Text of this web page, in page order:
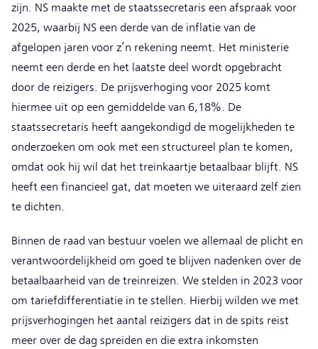
zijn. NS maakte met de staatssecretaris een afspraak voor
2025, waarbij NS een derde van de inflatie van de
afgelopen jaren voor z’n rekening neemt. Het ministerie
neemt een derde en het laatste deel wordt opgebracht
door de reizigers. De prijsverhoging voor 2025 komt
hiermee uit op een gemiddelde van 6,18%. De
staatssecretaris heeft aangekondigd de mogelijkheden te
onderzoeken om ook met een structureel plan te komen,
omdat ook hij wil dat het treinkaartje betaalbaar blijft. NS
heeft een financieel gat, dat moeten we uiteraard zelf zien
te dichten.
Binnen de raad van bestuur voelen we allemaal de plicht en
verantwoordelijkheid om goed te blijven nadenken over de
betaalbaarheid van de treinreizen. We stelden in 2023 voor
om tariefdifferentiatie in te stellen. Hierbij wilden we met
prijsverhogingen het aantal reizigers dat in de spits reist
meer over de dag spreiden en die extra inkomsten